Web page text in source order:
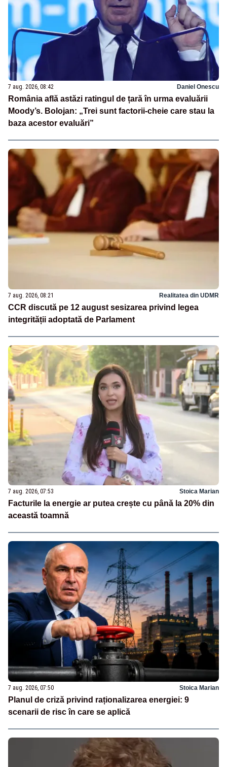
7 aug. 2026, 08:42 Daniel Onescu
România află astăzi ratingul de țară în urma evaluării
Moody’s. Bolojan: „Trei sunt factorii-cheie care stau la
baza acestor evaluări”
7 aug. 2026, 08:21 Realitatea din UDMR
CCR discută pe 12 august sesizarea privind legea
integrității adoptată de Parlament
7 aug. 2026, 07:53 Stoica Marian
Facturile la energie ar putea crește cu până la 20% din
această toamnă
7 aug. 2026, 07:50 Stoica Marian
Planul de criză privind raționalizarea energiei: 9
scenarii de risc în care se aplică